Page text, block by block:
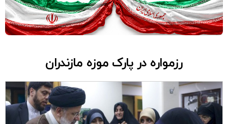
رزمواره در پارک موزه مازندران